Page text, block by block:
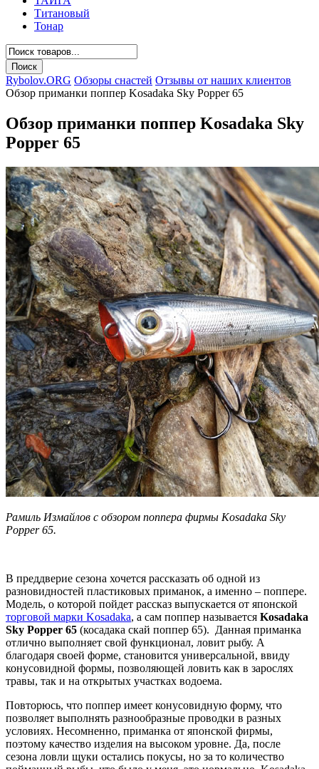
Титановый
Тонар
Rybolov.ORG Обзоры снастей Отзывы от наших клиентов
Обзор приманки поппер Kosadaka Sky Popper 65
Обзор приманки поппер Kosadaka Sky
Popper 65
Рамиль Измайлов с обзором поппера фирмы Kosadaka Sky
Popper 65.
В преддверие сезона хочется рассказать об одной из
разновидностей пластиковых приманок, а именно – поппере.
Модель, о которой пойдет рассказ выпускается от японской
торговой марки Kosadaka, а сам поппер называется Kosadaka
Sky Popper 65 (косадака скай поппер 65). Данная приманка
отлично выполняет свой функционал, ловит рыбу. А
благодаря своей форме, становится универсальной, ввиду
конусовидной формы, позволяющей ловить как в зарослях
травы, так и на открытых участках водоема.
Повторюсь, что поппер имеет конусовидную форму, что
позволяет выполнять разнообразные проводки в разных
условиях. Несомненно, приманка от японской фирмы,
поэтому качество изделия на высоком уровне. Да, после
сезона ловли щуки остались покусы, но за то количество